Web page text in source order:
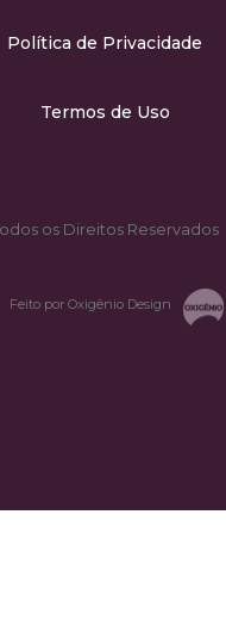
Política de Privacidade
Termos de Uso
os Direitos Reservados
Feito por Oxigênio Design